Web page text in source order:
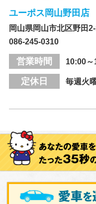
ユーポス岡山野田店
岡山県岡山市北区野田
086-245-0310
営業時間 10:00～
定休日 毎週火